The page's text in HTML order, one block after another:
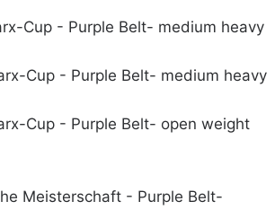
Cup - Purple Belt- medium heavy
Cup - Purple Belt- medium heavy
Cup - Purple Belt- open weight
Meisterschaft - Purple Belt-